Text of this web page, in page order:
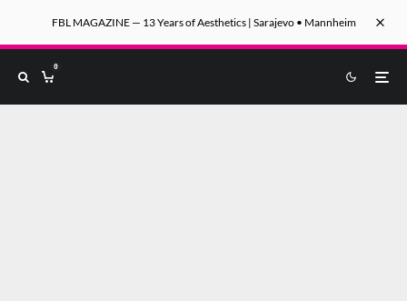
FBL MAGAZINE — 13 Years of Aesthetics | Sarajevo • Mannheim
0